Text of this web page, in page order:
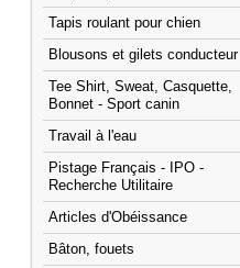
Tapis roulant pour chien
Blousons et gilets conducteur
Tee Shirt, Sweat, Casquette,
Bonnet - Sport canin
Travail à l'eau
Pistage Français - IPO -
Recherche Utilitaire
Articles d'Obéissance
Bâton, fouets